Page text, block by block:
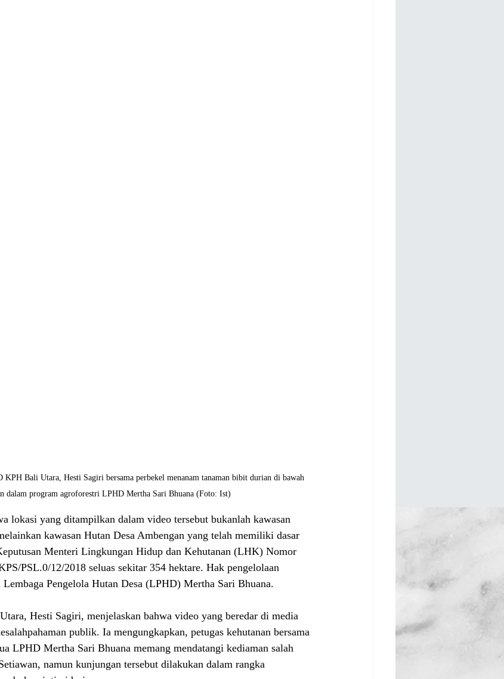
Bali Utara, Hesti Sagiri bersama perbekel menanam tanaman bibit durian di bawah
dalam program agroforestri LPHD Mertha Sari Bhuana (Foto: Ist)
lokasi yang ditampilkan dalam video tersebut bukanlah kawasan
kawasan Hutan Desa Ambengan yang telah memiliki dasar
Menteri Lingkungan Hidup dan Kehutanan (LHK) Nomor
PSL.0/12/2018 seluas sekitar 354 hektare. Hak pengelolaan
Pengelola Hutan Desa (LPHD) Mertha Sari Bhuana.
Hesti Sagiri, menjelaskan bahwa video yang beredar di media
publik. Ia mengungkapkan, petugas kehutanan bersama
LPHD Mertha Sari Bhuana memang mendatangi kediaman salah
namun kunjungan tersebut dilakukan dalam rangka